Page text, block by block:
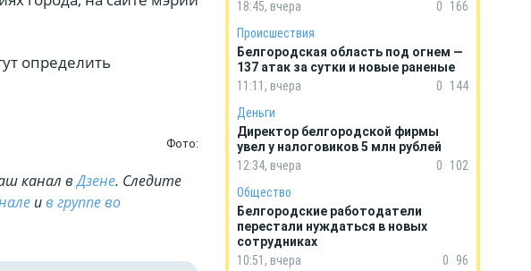
определить
Фото:
канал вДзене. Cледите
ив группе во
18:45, вчера
0
166
Происшествия
Белгородская область под огнем —
137 атак за сутки и новые раненые
11:11, вчера
0
144
Деньги
Директор белгородской фирмы
увел у налоговиков 5 млн рублей
12:34, вчера
0
102
Общество
Белгородские работодатели
перестали нуждаться в новых
сотрудниках
10:51, вчера
0 96